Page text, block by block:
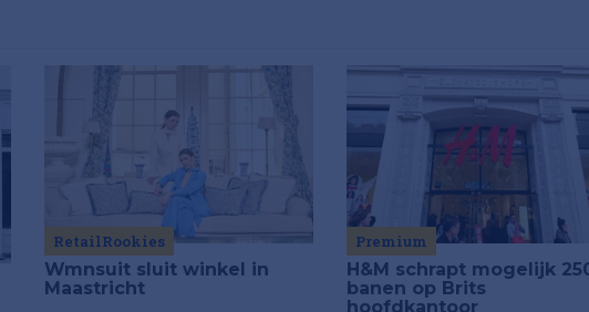
RetailRookies
Wmnsuit sluit winkel in
Maastricht
Premium
H&M schrapt mogelijk
banen op Brits
hoofdkantoor